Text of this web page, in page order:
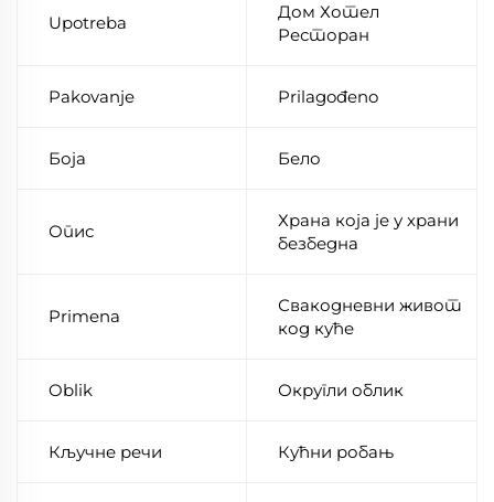
Upotreba
Дом Хотел
Ресторан
Pakovanje Prilagođeno
Боја Бело
Опис
Храна која је у храни
безбедна
Primena
Свакодневни живот
код куће
Oblik Округли облик
Кључне речи Кућни робањ